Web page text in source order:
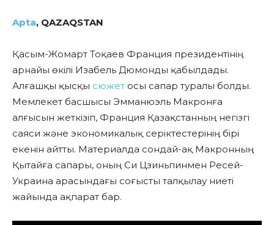
Apta, QAZAQSTAN
Қасым-Жомарт Тоқаев Франция президентінің
арнайы өкілі Изабель Дюмонды қабылдады.
Алғашқы қысқы сюжет осы сапар туралы болды.
Мемлекет басшысы Эмманюэль Макронға
алғысын жеткізіп, Франция Қазақстанның негізгі
саяси және экономикалық серіктестерінің бірі
екенін айтты. Материалда сондай-ақ Макронның
Қытайға сапары, оның Си Цзиньпинмен Ресей-
Украина арасындағы соғысты талқылау ниеті
жайында ақпарат бар.